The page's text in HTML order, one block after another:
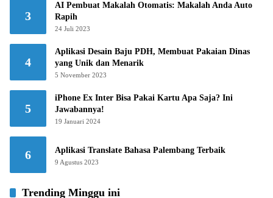
3
AI Pembuat Makalah Otomatis: Makalah Anda Auto
Rapih
24 Juli 2023
4
Aplikasi Desain Baju PDH, Membuat Pakaian Dinas
yang Unik dan Menarik
5 November 2023
5
iPhone Ex Inter Bisa Pakai Kartu Apa Saja? Ini
Jawabannya!
19 Januari 2024
6 Aplikasi Translate Bahasa Palembang Terbaik
9 Agustus 2023
Trending Minggu ini